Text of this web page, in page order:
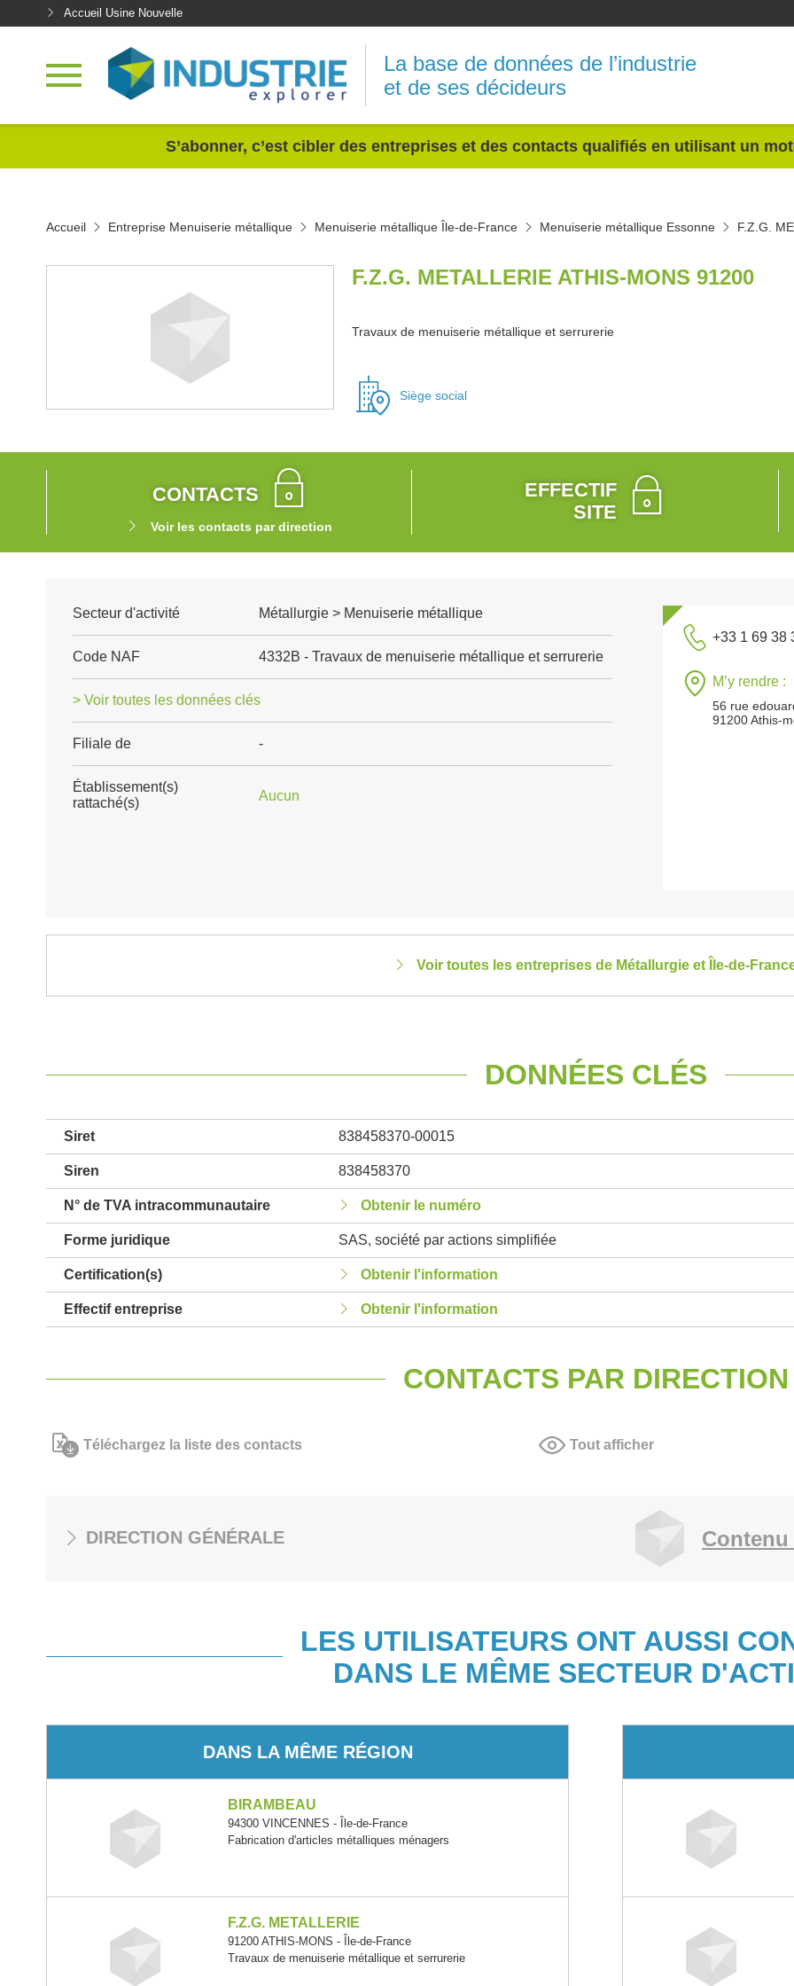
Accueil Usine Nouvelle
La base de données de l’industrie
et de ses décideurs
S’abonner, c’est cibler des entreprises et des contacts qualifiés en utilisant un
Accueil Entreprise Menuiserie métallique Menuiserie métallique Île-de-France Menuiserie métallique Essonne F.Z.G.
F.Z.G. METALLERIE ATHIS-MONS 91200
Travaux de menuiserie métallique et serrurerie
Siège social
CONTACTS
Voir les contacts par direction
EFFECTIF
SITE
Secteur d'activité Métallurgie > Menuiserie métallique
Code NAF 4332B - Travaux de menuiserie métallique et serrurerie
> Voir toutes les données clés
Filiale de -
Établissement(s)
rattaché(s)
Aucun
+33 1 69 38
M’y rendre :
56 rue
91200 Athis-
Voir toutes les entreprises de Métallurgie et Île-de-
DONNÉES CLÉS
Siret 838458370-00015
Siren 838458370
N° de TVA intracommunautaire Obtenir le numéro
Forme juridique SAS, société par actions simplifiée
Certification(s) Obtenir l'information
Effectif entreprise Obtenir l'information
CONTACTS PAR DIRECTION
Téléchargez la liste des contacts Tout afficher
DIRECTION GÉNÉRALE
LES UTILISATEURS ONT AUSSI
DANS LE MÊME SECTEUR
DANS LA MÊME RÉGION
BIRAMBEAU
94300 VINCENNES - Île-de-France
Fabrication d'articles métalliques ménagers
F.Z.G. METALLERIE
91200 ATHIS-MONS - Île-de-France
Travaux de menuiserie métallique et serrurerie